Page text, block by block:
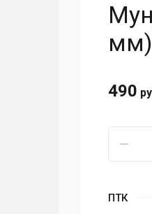
490
ПТК